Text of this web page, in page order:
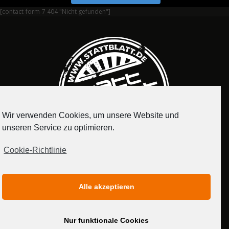
[contact-form-7 404 "Nicht gefunden"]
MEDIADATEN
Wir verwenden Cookies, um unsere Website und
unseren Service zu optimieren.
Cookie-Richtlinie
Alle akzeptieren
Nur funktionale Cookies